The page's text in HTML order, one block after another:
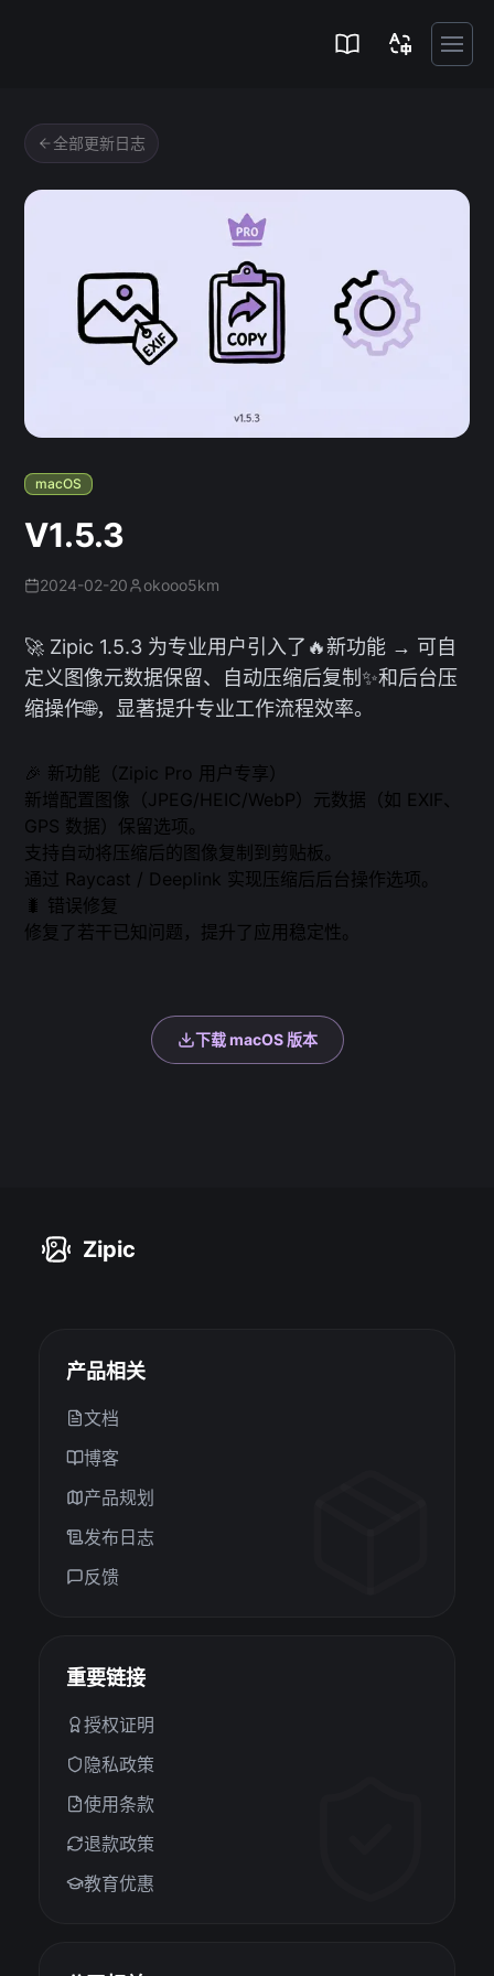
全部更新日志
macOS
V1.5.3
2024-02-20 okooo5km
🚀 Zipic 1.5.3 为专业用户引入了🔥新功能 → 可自
定义图像元数据保留、自动压缩后复制✨和后台压
缩操作🌐，显著提升专业工作流程效率。
🎉 新功能（Zipic Pro 用户专享）
新增配置图像（JPEG/HEIC/WebP）元数据（如 EXIF、
GPS 数据）保留选项。
支持自动将压缩后的图像复制到剪贴板。
通过 Raycast / Deeplink 实现压缩后后台操作选项。
🐛 错误修复
修复了若干已知问题，提升了应用稳定性。
下载 macOS 版本
Zipic
产品相关
文档
博客
产品规划
发布日志
反馈
重要链接
授权证明
隐私政策
使用条款
退款政策
教育优惠